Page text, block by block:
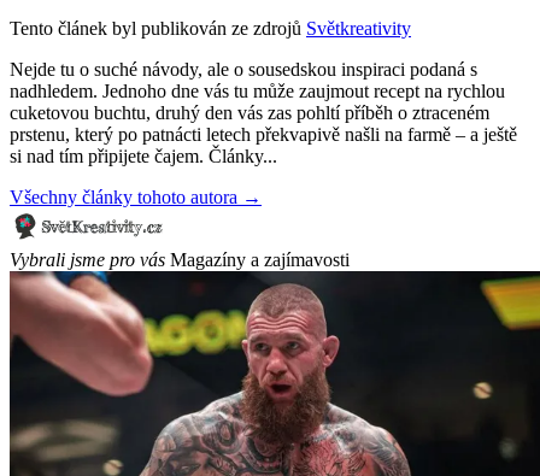
Tento článek byl publikován ze zdrojů Světkreativity
Nejde tu o suché návody, ale o sousedskou inspiraci podaná s
nadhledem. Jednoho dne vás tu může zaujmout recept na rychlou
cuketovou buchtu, druhý den vás zas pohltí příběh o ztraceném
prstenu, který po patnácti letech překvapivě našli na farmě – a ještě
si nad tím připijete čajem. Články...
Všechny články tohoto autora →
Vybrali jsme pro vás Magazíny a zajímavosti